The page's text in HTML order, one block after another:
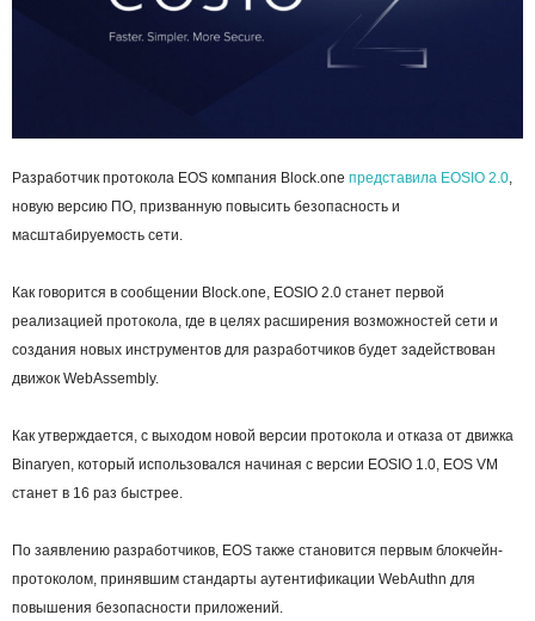
Разработчик протокола EOS компания Block.one представила EOSIO 2.0
новую версию ПО, призванную повысить безопасность и
масштабируемость сети.
Как говорится в сообщении Block.one, EOSIO 2.0 станет первой
реализацией протокола, где в целях расширения возможностей сети и
создания новых инструментов для разработчиков будет задействован
движок WebAssembly.
Как утверждается, с выходом новой версии протокола и отказа от движка
Binaryen, который использовался начиная с версии EOSIO 1.0, EOS VM
станет в 16 раз быстрее.
По заявлению разработчиков, EOS также становится первым блокчейн-
протоколом, принявшим стандарты аутентификации WebAuthn для
повышения безопасности приложений.